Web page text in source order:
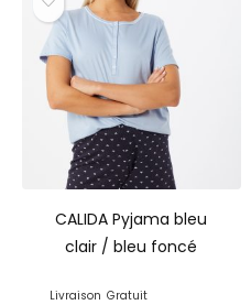
CALIDA Pyjama bleu
clair / bleu foncé
Livraison Gratuit